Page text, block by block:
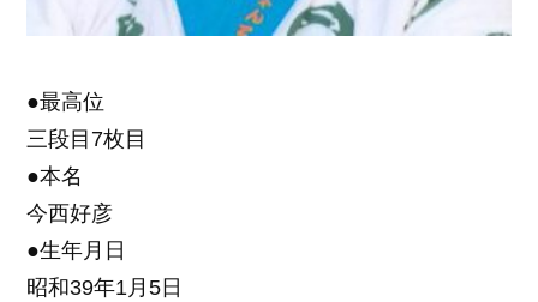
●最高位
三段目7枚目
●本名
今西好彦
●生年月日
昭和39年1月5日